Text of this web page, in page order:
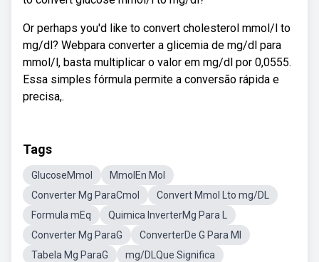
Or perhaps you'd like to convert cholesterol mmol/l to
mg/dl? Webpara converter a glicemia de mg/dl para
mmol/l, basta multiplicar o valor em mg/dl por 0,0555.
Essa simples fórmula permite a conversão rápida e
precisa,.
Tags
GlucoseMmol
MmolEn Mol
Converter Mg ParaCmol
Convert Mmol Lto mg/DL
Formula mEq
Quimica InverterMg Para L
Converter Mg ParaG
ConverterDe G Para Ml
Tabela Mg ParaG
mg/DLQue Significa